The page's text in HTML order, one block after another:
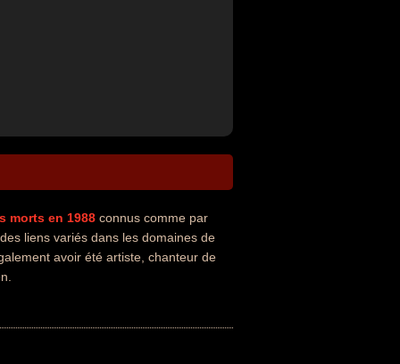
morts en 1988 connus comme par
liens variés dans les domaines de
avoir été artiste, chanteur de